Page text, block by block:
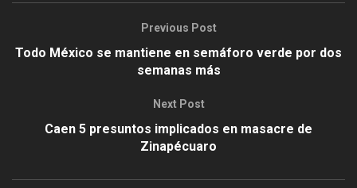
Previous Post
Todo México se mantiene en semáforo verde por dos
semanas más
Next Post
Caen 5 presuntos implicados en masacre de
Zinapécuaro